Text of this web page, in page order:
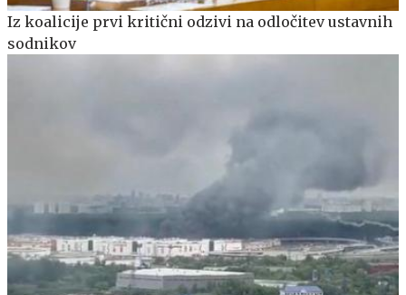
Iz koalicije prvi kritični odzivi na odločitev ustavnih
sodnikov